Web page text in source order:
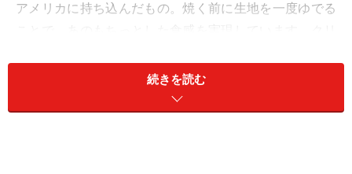
アメリカに持ち込んだもの。焼く前に生地を一度ゆでる
が、チョコ味やゴマを混ぜたものなどバリエーションは
続きを読む